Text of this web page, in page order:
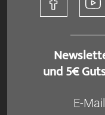
und 5€
E-